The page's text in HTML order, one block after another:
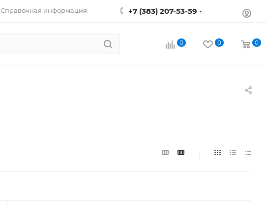
Справочная информация +7 (383) 207-53-59
0 0 0